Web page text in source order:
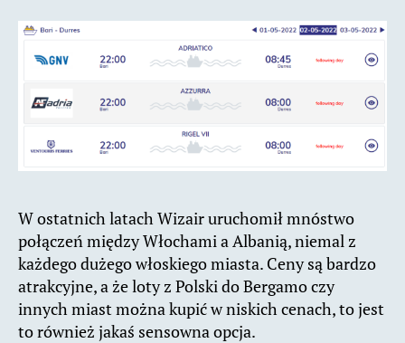
W ostatnich latach Wizair uruchomił mnóstwo
połączeń między Włochami a Albanią, niemal z
każdego dużego włoskiego miasta. Ceny są bardzo
atrakcyjne, a że loty z Polski do Bergamo czy
innych miast można kupić w niskich cenach, to jest
to również jakaś sensowna opcja.